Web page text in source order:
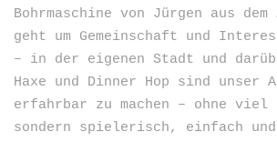
Bohrmaschine von Jürgen aus
geht um Gemeinschaft und
– in der eigenen Stadt und
Haxe und Dinner Hop sind unser
erfahrbar zu machen – ohne viel
sondern spielerisch, einfach